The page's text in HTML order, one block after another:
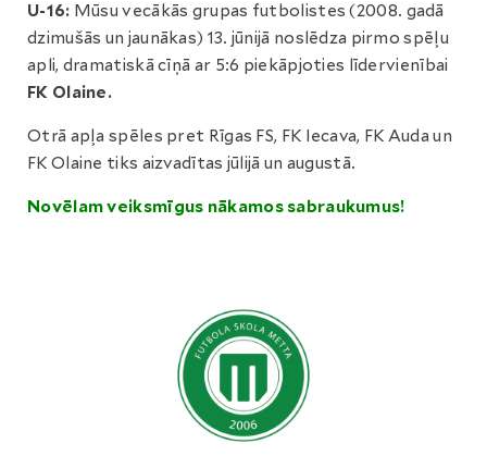
U-16: Mūsu vecākās grupas futbolistes (2008. gadā
dzimušās un jaunākas) 13. jūnijā noslēdza pirmo spēļu
apli, dramatiskā cīņā ar 5:6 piekāpjoties līdervienībai
FK Olaine.
Otrā apļa spēles pret Rīgas FS, FK Iecava, FK Auda un
FK Olaine tiks aizvadītas jūlijā un augustā.
Novēlam veiksmīgus nākamos sabraukumus!